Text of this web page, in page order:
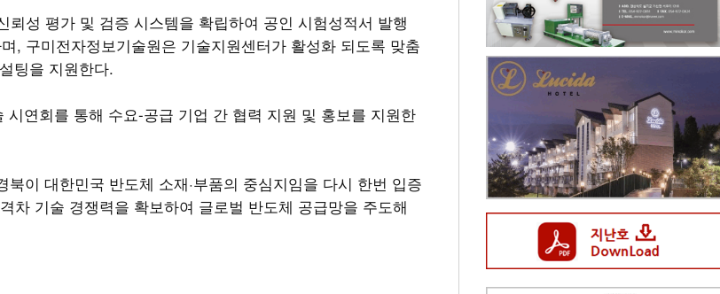
성 평가 및 검증 시스템을 확립하여 공인 시험성적서 발행
, 구미전자정보기술원은 기술지원센터가 활성화 되도록 맞춤
팅을 지원한다.
연회를 통해 수요-공급 기업 간 협력 지원 및 홍보를 지원한
이 대한민국 반도체 소재·부품의 중심지임을 다시 한번 입증
차 기술 경쟁력을 확보하여 글로벌 반도체 공급망을 주도해